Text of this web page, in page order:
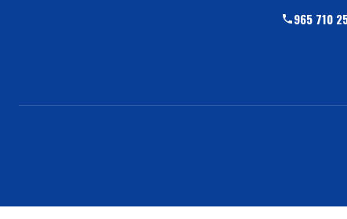
965 710